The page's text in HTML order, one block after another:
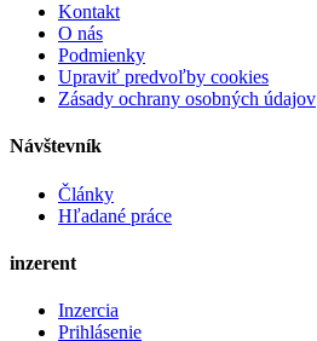
Kontakt
O nás
Podmienky
Upraviť predvoľby cookies
Zásady ochrany osobných údajov
Návštevník
Články
Hľadané práce
inzerent
Inzercia
Prihlásenie